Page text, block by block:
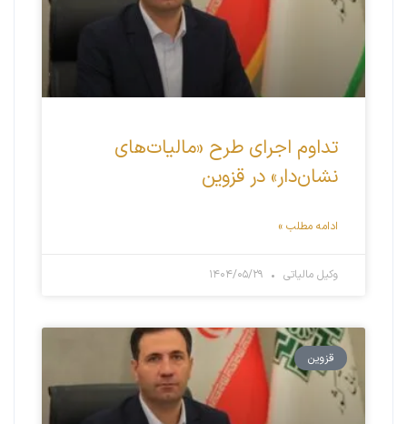
تداوم اجرای طرح «مالیات‌های
نشان‌دار» در قزوین
ادامه مطلب »
وکیل مالیاتی
قزوین